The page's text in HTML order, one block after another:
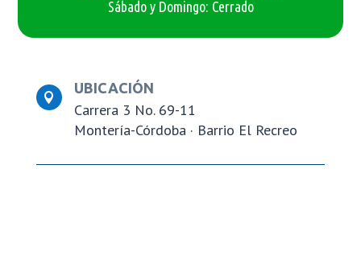
Sábado y Domingo: Cerrado

UBICACIÓN
Carrera 3 No. 69-11
Montería-Córdoba · Barrio El Recreo